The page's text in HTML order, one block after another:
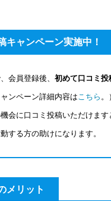
キャンペーン実施中！
会員登録後、 初めて口コミ
ンペーン詳細内容は こちら 。
会に口コミ投稿いただけま
する方の助けになります。
メリット